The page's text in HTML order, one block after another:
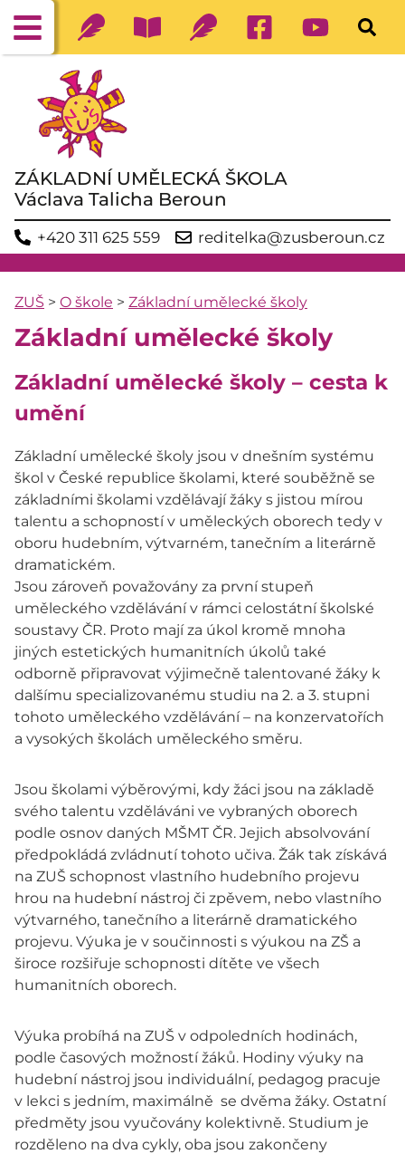
ZÁKLADNÍ UMĚLECKÁ ŠKOLA
Václava Talicha Beroun
+420 311 625 559 reditelka@zusberoun.cz
ZUŠ > O škole > Základní umělecké školy
Základní umělecké školy
Základní umělecké školy – cesta k
umění
Základní umělecké školy jsou v dnešním systému
škol v České republice školami, které souběžně se
základními školami vzdělávají žáky s jistou mírou
talentu a schopností v uměleckých oborech tedy v
oboru hudebním, výtvarném, tanečním a literárně
dramatickém.
Jsou zároveň považovány za první stupeň
uměleckého vzdělávání v rámci celostátní školské
soustavy ČR. Proto mají za úkol kromě mnoha
jiných estetických humanitních úkolů také
odborně připravovat výjimečně talentované žáky k
dalšímu specializovanému studiu na 2. a 3. stupni
tohoto uměleckého vzdělávání – na konzervatořích
a vysokých školách uměleckého směru.
Jsou školami výběrovými, kdy žáci jsou na základě
svého talentu vzděláváni ve vybraných oborech
podle osnov daných MŠMT ČR. Jejich absolvování
předpokládá zvládnutí tohoto učiva. Žák tak získává
na ZUŠ schopnost vlastního hudebního projevu
hrou na hudební nástroj či zpěvem, nebo vlastního
výtvarného, tanečního a literárně dramatického
projevu. Výuka je v součinnosti s výukou na ZŠ a
široce rozšiřuje schopnosti dítěte ve všech
humanitních oborech.
Výuka probíhá na ZUŠ v odpoledních hodinách,
podle časových možností žáků. Hodiny výuky na
hudební nástroj jsou individuální, pedagog pracuje
v lekci s jedním, maximálně se dvěma žáky. Ostatní
předměty jsou vyučovány kolektivně. Studium je
rozděleno na dva cykly, oba jsou zakončeny